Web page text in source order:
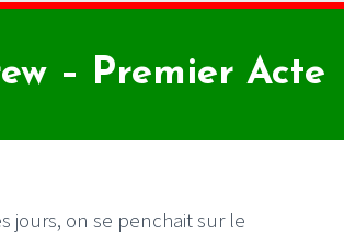
– Premier Acte
jours, on se penchait sur le